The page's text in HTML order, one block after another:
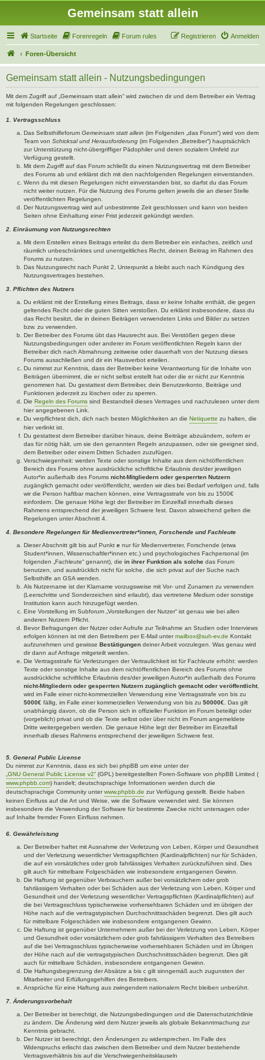
Gemeinsam statt allein
Startseite Forenregeln Forum rules Anmelden
Registrieren
Foren-Übersicht
Gemeinsam statt allein - Nutzungsbedingungen
Mit dem Zugriff auf „Gemeinsam statt allein“ wird zwischen dir und dem Betreiber ein Vertrag
mit folgenden Regelungen geschlossen:
1. Vertragsschluss
Das Selbsthilfeforum Gemeinsam statt allein (im Folgenden „das Forum“) wird von dem
Team von Schicksal und Herausforderung (im Folgenden „Betreiber“) hauptsächlich
zur Unterstützung nicht-übergriffiger Pädophiler und deren sozialem Umfeld zur
Verfügung gestellt.
Mit dem Zugriff auf das Forum schließt du einen Nutzungsvertrag mit dem Betreiber
des Forums ab und erklärst dich mit den nachfolgenden Regelungen einverstanden.
Wenn du mit diesen Regelungen nicht einverstanden bist, so darfst du das Forum
nicht weiter nutzen. Für die Nutzung des Forums gelten jeweils die an dieser Stelle
veröffentlichten Regelungen.
Der Nutzungsvertrag wird auf unbestimmte Zeit geschlossen und kann von beiden
Seiten ohne Einhaltung einer Frist jederzeit gekündigt werden.
2. Einräumung von Nutzungsrechten
Mit dem Erstellen eines Beitrags erteilst du dem Betreiber ein einfaches, zeitlich und
räumlich unbeschränktes und unentgeltliches Recht, deinen Beitrag im Rahmen des
Forums zu nutzen.
Das Nutzungsrecht nach Punkt 2, Unterpunkt a bleibt auch nach Kündigung des
Nutzungsvertrages bestehen.
3. Pflichten des Nutzers
Du erklärst mit der Erstellung eines Beitrags, dass er keine Inhalte enthält, die gegen
geltendes Recht oder die guten Sitten verstoßen. Du erklärst insbesondere, dass du
das Recht besitzt, die in deinen Beiträgen verwendeten Links und Bilder zu setzen
bzw. zu verwenden.
Der Betreiber des Forums übt das Hausrecht aus. Bei Verstößen gegen diese
Nutzungsbedingungen oder anderer im Forum veröffentlichten Regeln kann der
Betreiber dich nach Abmahnung zeitweise oder dauerhaft von der Nutzung dieses
Forums ausschließen und dir ein Hausverbot erteilen.
Du nimmst zur Kenntnis, dass der Betreiber keine Verantwortung für die Inhalte von
Beiträgen übernimmt, die er nicht selbst erstellt hat oder die er nicht zur Kenntnis
genommen hat. Du gestattest dem Betreiber, dein Benutzerkonto, Beiträge und
Funktionen jederzeit zu löschen oder zu sperren.
Die Regeln des Forums sind Bestandteil dieses Vertrages und nachzulesen unter dem
hier angegebenen Link.
Du verpflichtest dich, dich nach besten Möglichkeiten an die Netiquette zu halten, die
hier verlinkt ist.
Du gestattest dem Betreiber darüber hinaus, deine Beiträge abzuändern, sofern er
das für nötig hält, um sie den genannten Regeln anzupassen, oder sie geeignet sind,
dem Betreiber oder einem Dritten Schaden zuzufügen.
Verschwiegenheit: werden Texte oder sonstige Inhalte aus dem nichtöffentlichen
Bereich des Forums ohne ausdrückliche schriftliche Erlaubnis des/der jeweiligen
Autor*in außerhalb des Forums nicht-Mitgliedern oder gesperrten Nutzern
zugänglich gemacht oder veröffentlicht, werden wir dies bei Bedarf verfolgen und, falls
wir die Person haftbar machen können, eine Vertragsstrafe von bis zu 1500€
einfordern. Die genaue Höhe legt der Betreiber im Einzelfall innerhalb dieses
Rahmens entsprechend der jeweiligen Schwere fest. Davon abweichend gelten die
Regelungen unter Abschnitt 4.
4. Besondere Regelungen für Medienvertreter*innen, Forschende und Fachleute
Dieser Abschnitt gilt bis auf Punkt e nur für Medienvertreter, Forschende (etwa
Student*innen, Wissenschaftler*innen etc.) und psychologisches Fachpersonal (im
folgenden „Fachleute“ genannt), die in ihrer Funktion als solche das Forum
benutzen, und ausdrücklich nicht für solche, die sich privat auf der Suche nach
Selbsthilfe an GSA wenden.
Als Nutzername ist der Klarname vorzugsweise mit Vor- und Zunamen zu verwenden
(Leerschritte und Sonderzeichen sind erlaubt), das vertretene Medium oder sonstige
Institution kann auch hinzugefügt werden.
Eine Vorstellung im Subforum „Vorstellungen der Nutzer“ ist genau wie bei allen
anderen Nutzern Pflicht.
Bevor Befragungen der Nutzer oder Aufrufe zur Teilnahme an Studien oder Interviews
erfolgen können ist mit den Betreibern per E-Mail untermailbox@suh-ev.de Kontakt
aufzunehmen und gewisse Bestätigungen deiner Arbeit vorzulegen. Was genau wird
dir dann auf Anfrage mitgeteilt werden.
Die Vertragsstrafe für Verletzungen der Vertraulichkeit ist für Fachleute erhöht: werden
Texte oder sonstige Inhalte aus dem nichtöffentlichen Bereich des Forums ohne
ausdrückliche schriftliche Erlaubnis des/der jeweiligen Autor*in außerhalb des Forums
nicht-Mitgliedern oder gesperrten Nutzern zugänglich gemacht oder veröffentlicht,
wird im Falle einer nicht-kommerziellen Verwendung eine Vertragsstrafe von bis zu
5000€ fällig, im Falle einer kommerziellen Verwendung von bis zu 50000€ . Das gilt
unabhängig davon, ob die Person sich in offizieller Funktion im Forum beteiligt oder
(vorgeblich) privat und ob die Texte selbst oder über nicht im Forum angemeldete
Dritte weitergegeben werden. Die genaue Höhe legt der Betreiber im Einzelfall
innerhalb dieses Rahmens entsprechend der jeweiligen Schwere fest.
5. General Public License
Du nimmst zur Kenntnis, dass es sich bei phpBB um eine unter der
„GNU General Public License v2“ (GPL) bereitgestellten Foren-Software von phpBB Limited (
www.phpbb.com) handelt; deutschsprachige Informationen werden durch die
deutschsprachige Community unterwww.phpbb.de zur Verfügung gestellt. Beide haben
keinen Einfluss auf die Art und Weise, wie die Software verwendet wird. Sie können
insbesondere die Verwendung der Software für bestimmte Zwecke nicht untersagen oder
auf Inhalte fremder Foren Einfluss nehmen.
6. Gewährleistung
Der Betreiber haftet mit Ausnahme der Verletzung von Leben, Körper und Gesundheit
und der Verletzung wesentlicher Vertragspflichten (Kardinalpflichten) nur für Schäden,
die auf ein vorsätzliches oder grob fahrlässiges Verhalten zurückzuführen sind. Dies
gilt auch für mittelbare Folgeschäden wie insbesondere entgangenen Gewinn.
Die Haftung ist gegenüber Verbrauchern außer bei vorsätzlichem oder grob
fahrlässigem Verhalten oder bei Schäden aus der Verletzung von Leben, Körper und
Gesundheit und der Verletzung wesentlicher Vertragspflichten (Kardinalpflichten) auf
die bei Vertragsschluss typischerweise vorhersehbaren Schäden und im übrigen der
Höhe nach auf die vertragstypischen Durchschnittsschäden begrenzt. Dies gilt auch
für mittelbare Folgeschäden wie insbesondere entgangenen Gewinn.
Die Haftung ist gegenüber Unternehmern außer bei der Verletzung von Leben, Körper
und Gesundheit oder vorsätzlichem oder grob fahrlässigem Verhalten des Betreibers
auf die bei Vertragsschluss typischerweise vorhersehbaren Schäden und im Übrigen
der Höhe nach auf die vertragstypischen Durchschnittsschäden begrenzt. Dies gilt
auch für mittelbare Schäden, insbesondere entgangenen Gewinn.
Die Haftungsbegrenzung der Absätze a bis c gilt sinngemäß auch zugunsten der
Mitarbeiter und Erfüllungsgehilfen des Betreibers.
Ansprüche für eine Haftung aus zwingendem nationalem Recht bleiben unberührt.
7. Änderungsvorbehalt
Der Betreiber ist berechtigt, die Nutzungsbedingungen und die Datenschutzrichtlinie
zu ändern. Die Änderung wird dem Nutzer jeweils als globale Bekanntmachung zur
Kenntnis gebracht.
Der Nutzer ist berechtigt, den Änderungen zu widersprechen. Im Falle des
Widerspruchs erlischt das zwischen dem Betreiber und dem Nutzer bestehende
Vertragsverhältnis bis auf die Verschwiegenheitsklauseln